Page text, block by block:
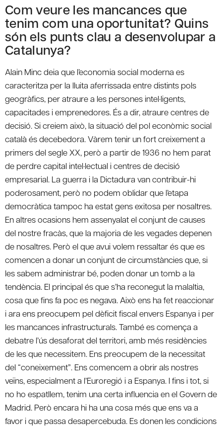
Com veure les mancances que
tenim com una oportunitat? Quins
són els punts clau a desenvolupar a
Catalunya?
Alain Minc deia que l’economia social moderna es
caracteritza per la lluita aferrissada entre distints pols
geogràfics, per atraure a les persones intel·ligents,
capacitades i emprenedores. És a dir, atraure centres de
decisió. Si creiem això, la situació del pol econòmic social
català és decebedora. Vàrem tenir un fort creixement a
primers del segle XX, però a partir de 1936 no hem parat
de perdre capital intel·lectual i centres de decisió
empresarial. La guerra i la Dictadura van contribuir-hi
poderosament, però no podem oblidar que l’etapa
democràtica tampoc ha estat gens exitosa per nosaltres.
En altres ocasions hem assenyalat el conjunt de causes
del nostre fracàs, que la majoria de les vegades depenen
de nosaltres. Però el que avui volem ressaltar és que es
comencen a donar un conjunt de circumstàncies que, si
les sabem administrar bé, poden donar un tomb a la
tendència. El principal és que s’ha reconegut la malaltia,
cosa que fins fa poc es negava. Això ens ha fet reaccionar
i ara ens preocupem pel dèficit fiscal envers Espanya i per
les mancances infrastructurals. També es comença a
debatre l’ús desaforat del territori, amb més residències
de les que necessitem. Ens preocupem de la necessitat
del “coneixement”. Ens comencem a obrir als nostres
veïns, especialment a l’Euroregió i a Espanya. I fins i tot, si
no ho espatllem, tenim una certa influencia en el Govern de
Madrid. Però encara hi ha una cosa més que ens va a
favor i que passa desapercebuda. Es donen les condicions